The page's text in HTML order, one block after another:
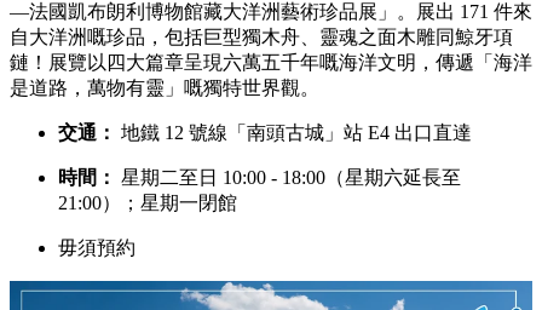
—法國凱布朗利博物館藏大洋洲藝術珍品展」。展出 171 件來
自大洋洲嘅珍品，包括巨型獨木舟、靈魂之面木雕同鯨牙項
鏈！展覽以四大篇章呈現六萬五千年嘅海洋文明，傳遞「海洋
是道路，萬物有靈」嘅獨特世界觀。
交通： 地鐵 12 號線「南頭古城」站 E4 出口直達
時間： 星期二至日 10:00 - 18:00（星期六延長至
21:00）；星期一閉館
毋須預約